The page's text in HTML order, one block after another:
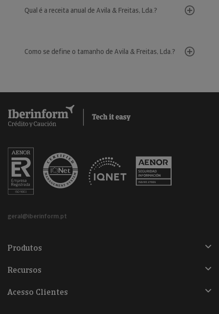
Qual é a receita anual de Avila & Freitas, Lda.?
Como se define o tamanho de Avila & Freitas, Lda.?
geral@iberinform.pt
Produtos
Recursos
Acesso Clientes